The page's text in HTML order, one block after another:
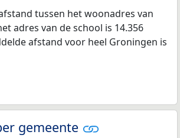
tussen het woonadres van
adres van de school is 14.356
afstand voor heel Groningen is
gemeente